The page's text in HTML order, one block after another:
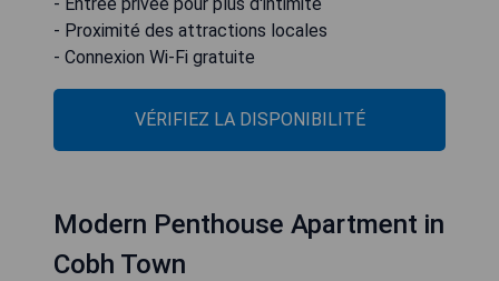
- Proximité des attractions locales
- Connexion Wi-Fi gratuite
VÉRIFIEZ LA DISPONIBILITÉ
Modern Penthouse Apartment in
Cobh Town